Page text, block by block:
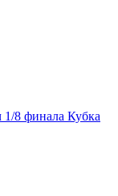
1/8 финала Кубка